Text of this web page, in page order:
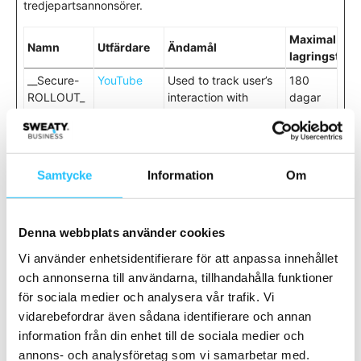
Samtycke Information Om
Denna webbplats använder cookies
Vi använder enhetsidentifierare för att anpassa innehållet
och annonserna till användarna, tillhandahålla funktioner
för sociala medier och analysera vår trafik. Vi
vidarebefordrar även sådana identifierare och annan
information från din enhet till de sociala medier och
annons- och analysföretag som vi samarbetar med.
tredjepartsannonsörer.
Namn Utfärdare Ändamål
Maximal
lagringstid
__Secure-
ROLLOUT_
YouTube
Used to track user’s
interaction with
180
dagar
__Secure-
YEC
video player
preferences using
Session
__Secure-
YouTube
Used to track user’s
embedded content.
i/jot/embed
Twitter Inc. Väntande
LAST_RESU
LT_ENTRY_
YouTube
Used to track user’s
interaction with
Session